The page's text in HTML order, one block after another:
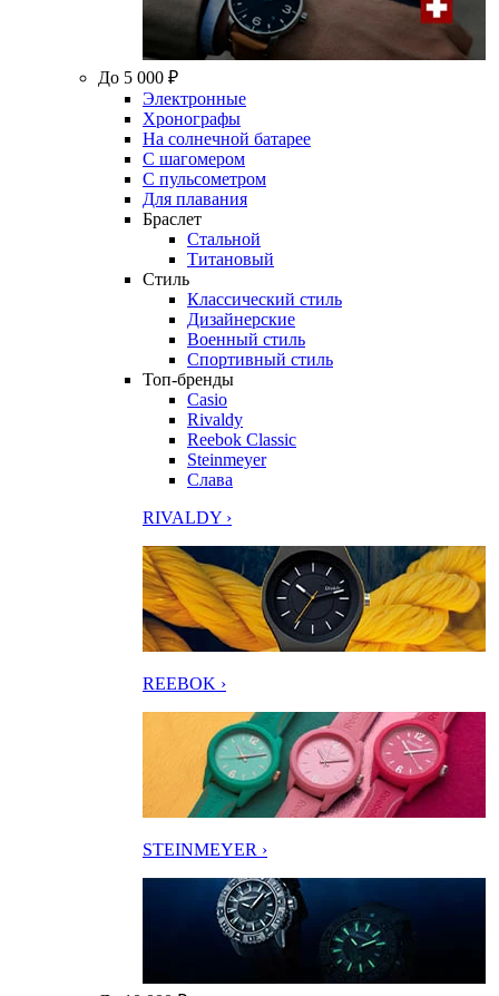
До 5 000 ₽
Электронные
Хронографы
На солнечной батарее
С шагомером
С пульсометром
Для плавания
Браслет
Стальной
Титановый
Стиль
Классический стиль
Дизайнерские
Военный стиль
Спортивный стиль
Топ-бренды
Casio
Rivaldy
Reebok Classic
Steinmeyer
Слава
RIVALDY ›
REEBOK ›
STEINMEYER ›